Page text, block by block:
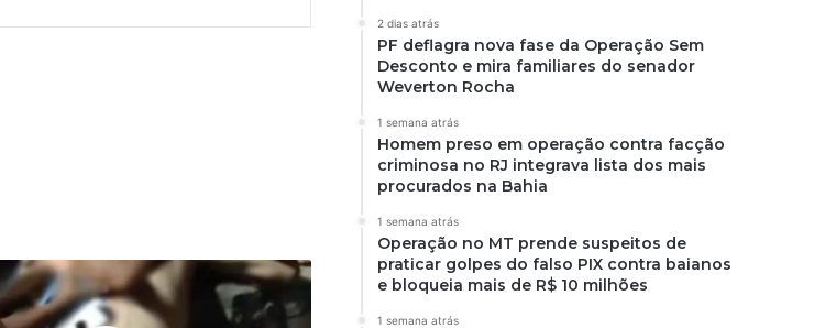
2 dias atrás
PF deflagra nova fase da Operação Sem
Desconto e mira familiares do senador
Weverton Rocha
1 semana atrás
Homem preso em operação contra facção
criminosa no RJ integrava lista dos mais
procurados na Bahia
1 semana atrás
Operação no MT prende suspeitos de
praticar golpes do falso PIX contra baianos
e bloqueia mais de R$ 10 milhões
1 semana atrás